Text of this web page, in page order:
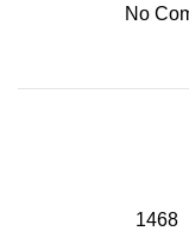
No
1468